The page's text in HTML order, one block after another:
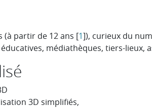
(à partir de 12 ans [1]), curieux du
médiathèques, tiers-lieux,
3D simplifiés,